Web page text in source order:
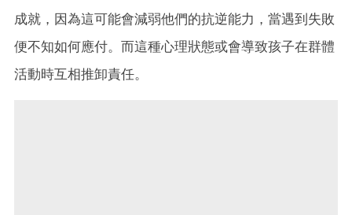
成就，因為這可能會減弱他們的抗逆能力，當遇到失敗
便不知如何應付。而這種心理狀態或會導致孩子在群體
活動時互相推卸責任。